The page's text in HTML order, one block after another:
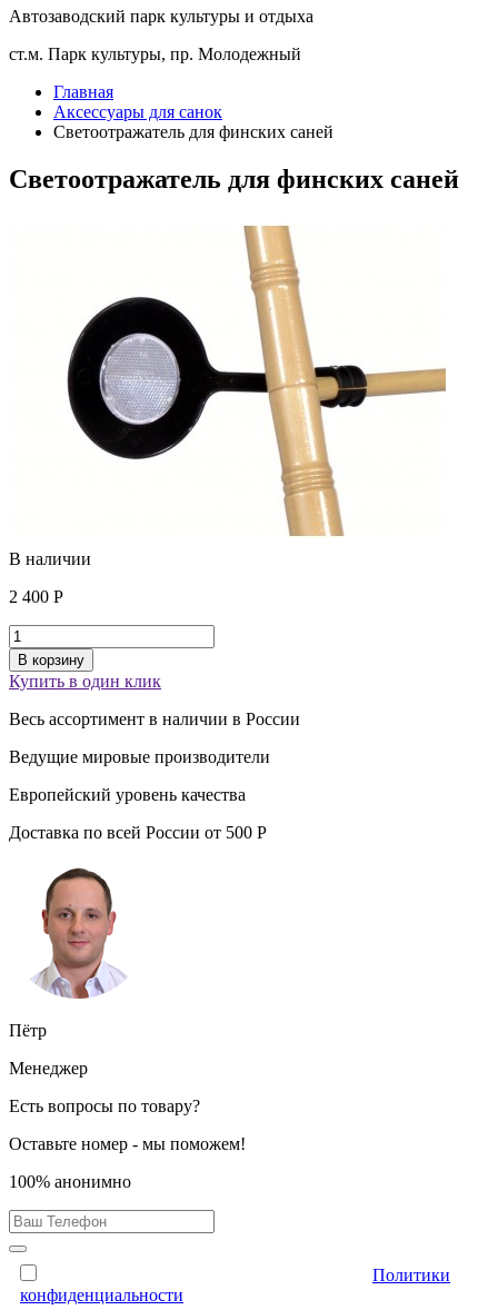
Автозаводский парк культуры и отдыха
ст.м. Парк культуры, пр. Молодежный
Главная
Аксессуары для санок
Светоотражатель для финских саней
Светоотражатель для финских саней
В наличии
2 400 Р
В корзину
Купить в один клик
Весь ассортимент в наличии в России
Ведущие мировые производители
Европейский уровень качества
Доставка по всей России от 500 Р
Пётр
Менеджер
Есть вопросы по товару?
Оставьте номер - мы поможем!
100% анонимно
Политики
конфиденциальности